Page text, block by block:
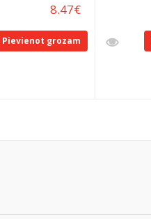
8.47€
Pievienot grozam